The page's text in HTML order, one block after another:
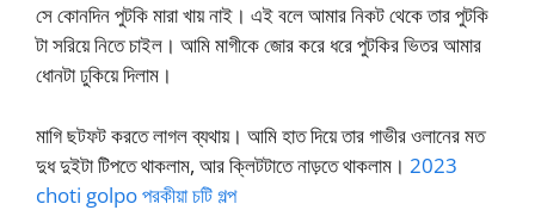
সে কোনদিন পুটকি মারা খায় নাই। এই বলে আমার নিকট থেকে তার পুটকি
টা সরিয়ে নিতে চাইল। আমি মাগীকে জোর করে ধরে পুটকির ভিতর আমার
ধোনটা ঢুকিয়ে দিলাম।
মাগি ছটফট করতে লাগল ব্যথায়। আমি হাত দিয়ে তার গাভীর ওলানের মত
দুধ দুইটা টিপতে থাকলাম, আর ক্লিটটাতে নাড়তে থাকলাম। 2023
choti golpo পরকীয়া চটি গল্প